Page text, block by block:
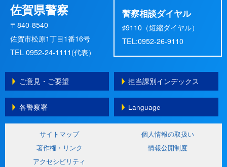
佐賀県警察
〒840-8540
佐賀市松原1丁目1番16号
TEL 0952-24-1111(代表）
警察相談ダイヤル
♯9110（短縮ダイヤル）
TEL:0952-26-9110
ご意見・ご要望 担当課別インデックス
各警察署 Language
サイトマップ
個人情報の取扱い
著作権・リンク
情報公開制度
アクセシビリティ